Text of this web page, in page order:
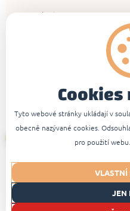
části trouby
Pečte v
při 220 °C,
se okraje
Tyto webové stránky ukládají v
obecně nazývané cookies.
pro použití
VLASTNÍ
JEN